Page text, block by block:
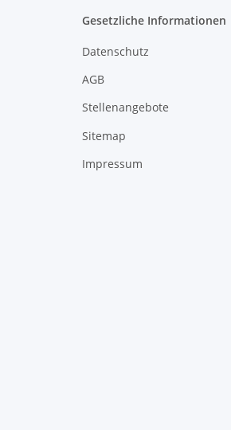
Gesetzliche Informationen
Datenschutz
AGB
Stellenangebote
Sitemap
Impressum